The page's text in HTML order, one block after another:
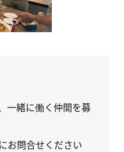
一緒に働く仲間を募
お問合せください